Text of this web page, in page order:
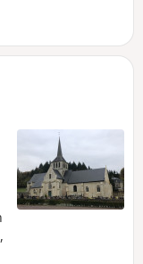
pour celle de